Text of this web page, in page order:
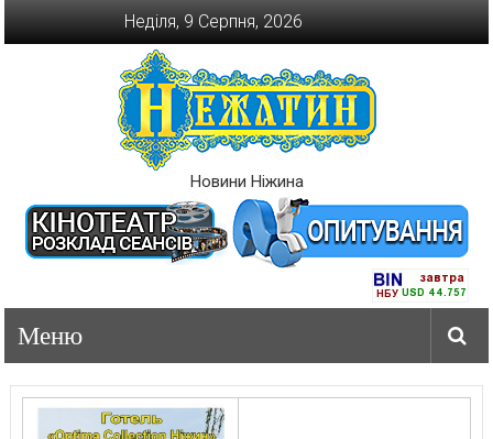
Неділя, 9 Серпня, 2026
Новини Ніжина